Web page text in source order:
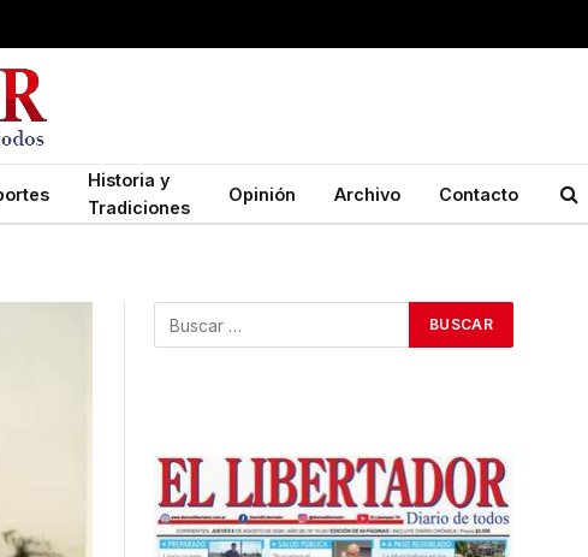
Historia y
Tradiciones
Opinión Archivo Contacto